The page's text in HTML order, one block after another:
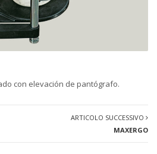
con elevación de pantógrafo.
ARTICOLO SUCCESSIVO
MAXERGO